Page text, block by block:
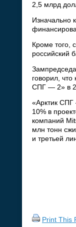
2,5 млрд
Изначально
Кроме того,
российский
говорил,
СПГ — 2» в
«Арктик
10% в
компаний
млн тонн
и третьей
Print This